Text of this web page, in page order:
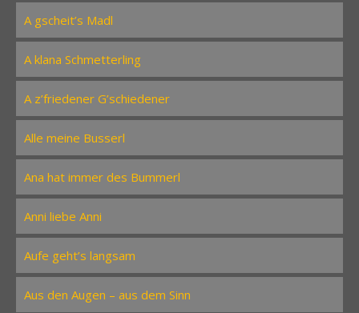
A gscheit’s Madl
A klana Schmetterling
A z’friedener G’schiedener
Alle meine Busserl
Ana hat immer des Bummerl
Anni liebe Anni
Aufe geht’s langsam
Aus den Augen – aus dem Sinn